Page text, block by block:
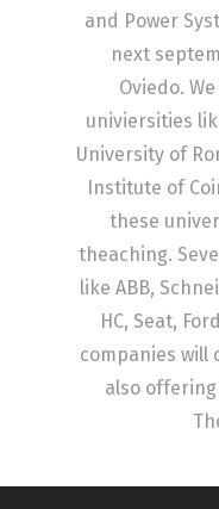
and Power
next
Oviedo.
univiersities
University of
Institute of
these
theaching.
like ABB,
HC, Seat,
companies will
also